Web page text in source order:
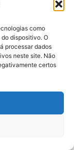
como
dispositivo. O
processar dados
neste site. Não
certos
e